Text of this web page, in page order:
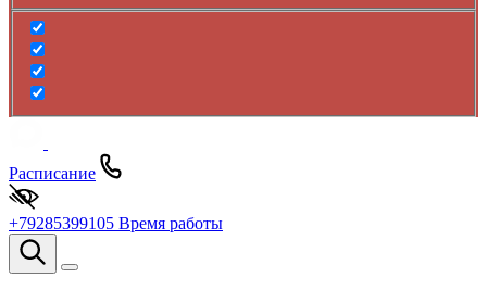
Расписание
+79285399105 Время работы